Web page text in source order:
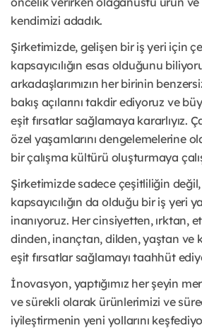
kendimizi adadık.
Şirketimizde, gelişen bir iş yeri için
kapsayıcılığın esas olduğunu
arkadaşlarımızın her birinin
bakış açılarını takdir ediyoruz ve
eşit fırsatlar sağlamaya kararlıyız.
özel yaşamlarını dengelemelerine
bir çalışma kültürü oluşturmaya
Şirketimizde sadece çeşitliliğin
kapsayıcılığın da olduğu bir iş yeri
inanıyoruz. Her cinsiyetten, ırktan,
dinden, inançtan, dilden, yaştan ve
eşit fırsatlar sağlamayı taahhüt
İnovasyon, yaptığımız her şeyin
ve sürekli olarak ürünlerimizi ve
iyileştirmenin yeni yollarını